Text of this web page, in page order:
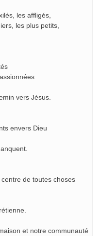
les affligés,
les plus petits,
vers Jésus.
envers Dieu
de toutes choses
et notre communauté